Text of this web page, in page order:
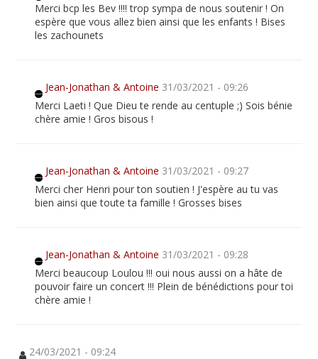
Merci bcp les Bev !!!! trop sympa de nous soutenir ! On
espère que vous allez bien ainsi que les enfants ! Bises
les zachounets
Jean-Jonathan & Antoine 31/03/2021 - 09:26
Merci Laeti ! Que Dieu te rende au centuple ;) Sois bénie
chère amie ! Gros bisous !
Jean-Jonathan & Antoine 31/03/2021 - 09:27
Merci cher Henri pour ton soutien ! J'espère au tu vas
bien ainsi que toute ta famille ! Grosses bises
Jean-Jonathan & Antoine 31/03/2021 - 09:28
Merci beaucoup Loulou !!! oui nous aussi on a hâte de
pouvoir faire un concert !!! Plein de bénédictions pour toi
chère amie !
24/03/2021 - 09:24